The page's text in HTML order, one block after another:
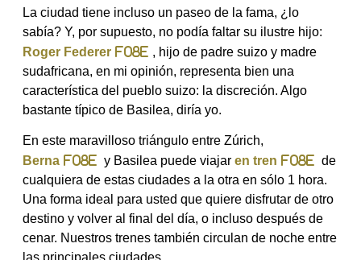
La ciudad tiene incluso un paseo de la fama, ¿lo
sabía? Y, por supuesto, no podía faltar su ilustre hijo:
Roger Federer
, hijo de padre suizo y madre
sudafricana, en mi opinión, representa bien una
característica del pueblo suizo: la discreción. Algo
bastante típico de Basilea, diría yo.
En este maravilloso triángulo entre Zúrich,
Berna
y Basilea puede viajar en tren
de
cualquiera de estas ciudades a la otra en sólo 1 hora.
Una forma ideal para usted que quiere disfrutar de otro
destino y volver al final del día, o incluso después de
cenar. Nuestros trenes también circulan de noche entre